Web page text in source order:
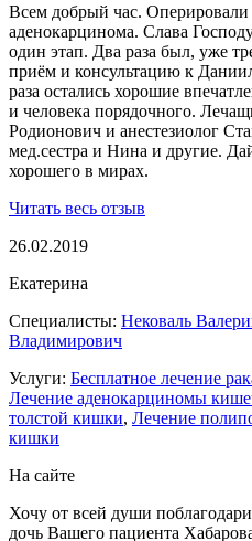
Всем добрый час. Оперировали
аденокарцинома. Слава
один этап. Два раза был, уже
приём и консультацию к
раза остались хорошие
и человека порядочного.
Родионович и анестезиолог
мед.сестра и Нина и другие.
хорошего в мирах.
Читать весь отзыв
26.02.2019
Екатерина
Специалисты: Нековаль
Владимирович
Услуги: Бесплатное лечение
Лечение аденокарциномы
толстой кишки, Лечение
кишки
На сайте
Хочу от всей души
дочь Вашего пациента